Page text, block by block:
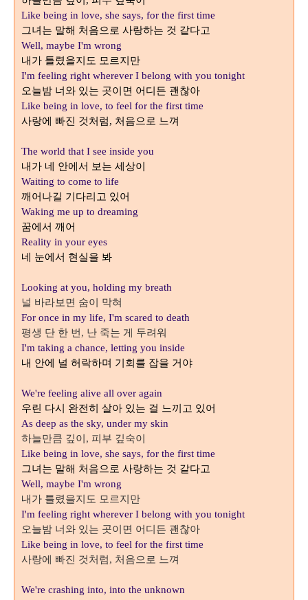
Like being in love, she says, for the first time
그녀는 말해 처음으로 사랑하는 것 같다고
Well, maybe I'm wrong
내가 틀렸을지도 모르지만
I'm feeling right wherever I belong with you tonight
오늘밤 너와 있는 곳이면 어디든 괜찮아
Like being in love, to feel for the first time
사랑에 빠진 것처럼, 처음으로 느껴
The world that I see inside you
내가 네 안에서 보는 세상이
Waiting to come to life
깨어나길 기다리고 있어
Waking me up to dreaming
꿈에서 깨어
Reality in your eyes
네 눈에서 현실을 봐
Looking at you, holding my breath
널 바라보면 숨이 막혀
For once in my life, I'm scared to death
평생 단 한 번, 난 죽는 게 두려워
I'm taking a chance, letting you inside
내 안에 널 허락하며 기회를 잡을 거야
We're feeling alive all over again
우린 다시 완전히 살아 있는 걸 느끼고 있어
As deep as the sky, under my skin
하늘만큼 깊이, 피부 깊숙이
Like being in love, she says, for the first time
그녀는 말해 처음으로 사랑하는 것 같다고
Well, maybe I'm wrong
내가 틀렸을지도 모르지만
I'm feeling right wherever I belong with you tonight
오늘밤 너와 있는 곳이면 어디든 괜찮아
Like being in love, to feel for the first time
사랑에 빠진 것처럼, 처음으로 느껴
We're crashing into, into the unknown